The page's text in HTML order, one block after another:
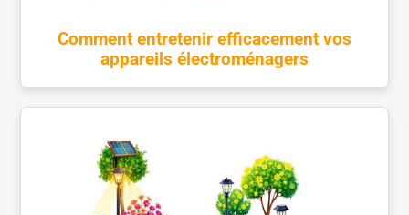
Comment entretenir efficacement vos
appareils électroménagers